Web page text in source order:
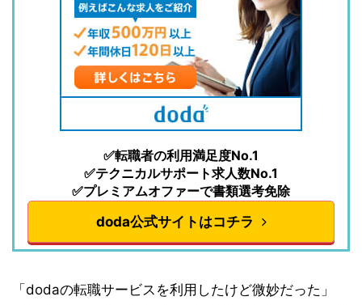
✅転職者の利用満足度No.1
✅テクニカルサポート求人数No.1
✅プレミアムオファーで書類選考免除
doda公式サイトはコチラ
「dodaの転職サービスを利用したけど微妙だった」